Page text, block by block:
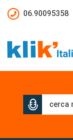
06.90095358